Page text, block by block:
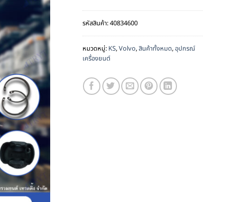
รหัสสินค้า:40834600
หมวดหมู่: KS,Volvo,สินค้าทั้งหมด,อุปกรณ์
เครื่องยนต์